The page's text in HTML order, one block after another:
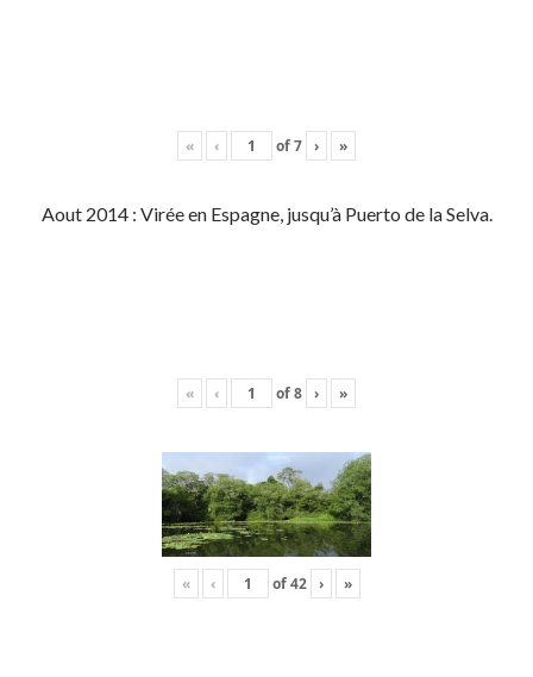
« ‹ of7 › »
Aout 2014 : Virée en Espagne, jusqu’à Puerto de la Selva.
« ‹ of8 › »
« ‹ of42 › »